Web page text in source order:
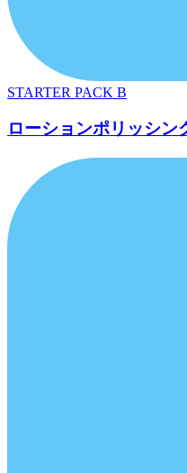
STARTER PACK B
ローションポリッシン